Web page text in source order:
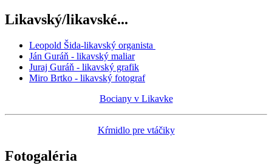
Likavský/likavské...
Leopold Šida-likavský organista
Ján Guráň - likavský maliar
Juraj Guráň - likavský grafik
Miro Brtko - likavský fotograf
Bociany v Likavke
Kŕmidlo pre vtáčiky
Fotogaléria